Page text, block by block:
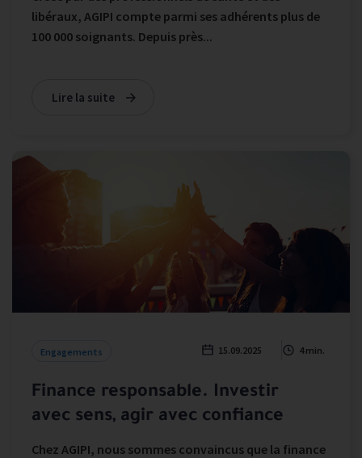
libéraux, AGIPI compte parmi ses adhérents plus de
100 000 soignants. Depuis près...
Lire la suite
Engagements 15.09.2025 4 min.
Finance responsable. Investir
avec sens, agir avec confiance
Chez AGIPI, nous sommes convaincus que la finance